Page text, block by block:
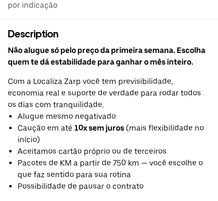
por indicação
Description
Não alugue só pelo preço da primeira semana. Escolha
quem te dá estabilidade para ganhar o mês inteiro.
Com a Localiza Zarp você tem previsibilidade,
economia real e suporte de verdade para rodar todos
os dias com tranquilidade.
Alugue mesmo negativado
Caução em até 10x sem juros (mais flexibilidade no
início)
Aceitamos cartão próprio ou de terceiros
Pacotes de KM a partir de 750 km — você escolhe o
que faz sentido para sua rotina
Possibilidade de pausar o contrato